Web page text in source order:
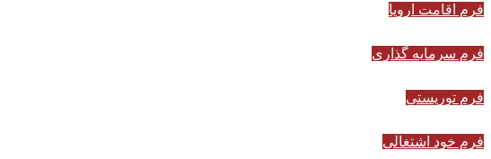
فرم اقامت اروپا
فرم سرمایه گذاری
فرم توریستی
فرم خود اشتغالی